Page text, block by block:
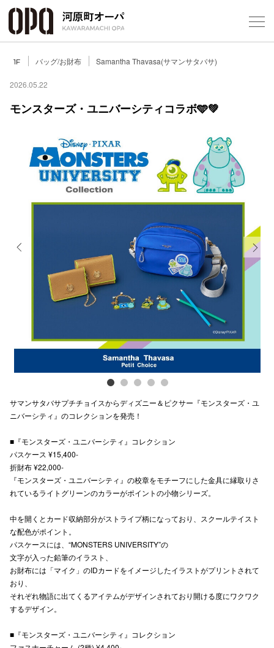
1F バッグ/お財布 Samantha Thavasa(サマンサタバサ)
2026.05.22
モンスターズ・ユニバーシティコラボ🩵💚
Next
サマンサタバサプチチョイスからディズニー＆ピクサー『モンスターズ・ユ
ニバーシティ』のコレクションを発売！
■『モンスターズ・ユニバーシティ』コレクション
パスケース ¥15,400-
折財布 ¥22,000-
『モンスターズ・ユニバーシティ』の校章をモチーフにした金具に縁取りさ
れているライトグリーンのカラーがポイントの小物シリーズ。
中を開くとカード収納部分がストライプ柄になっており、スクールテイスト
な配色がポイント。
パスケースには、“MONSTERS UNIVERSITY”の
文字が入った鉛筆のイラスト、
お財布には「マイク」のIDカードをイメージしたイラストがプリントされて
おり、
それぞれ物語に出てくるアイテムがデザインされており開ける度にワクワク
するデザイン。
■『モンスターズ・ユニバーシティ』コレクション
ショッ
施設案内
アクセ
秋田